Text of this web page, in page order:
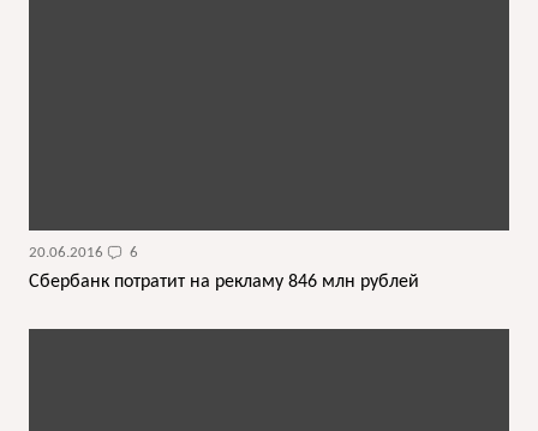
20.06.2016 6
Сбербанк потратит на рекламу 846 млн рублей